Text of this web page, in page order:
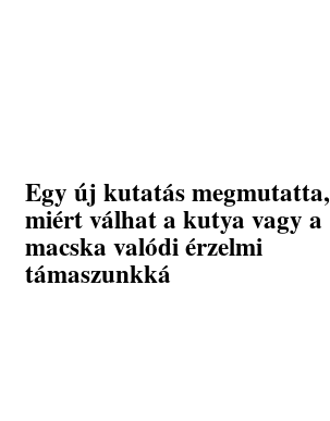
Egy új kutatás megmutatta,
miért válhat a kutya vagy a
macska valódi érzelmi
támaszunkká